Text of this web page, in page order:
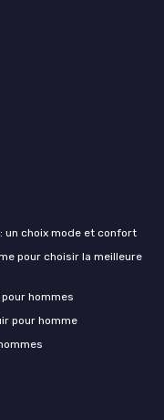
un choix mode et confort
pour choisir la meilleure
hommes
pour homme